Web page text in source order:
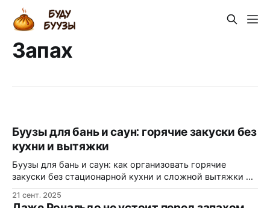
Запах
Буузы для бань и саун: горячие закуски без
кухни и вытяжки
Буузы для бань и саун: как организовать горячие
закуски без стационарной кухни и сложной вытяжки —
и правила СанПиН, ХАССП и UL-ventless решений,
21 сент. 2025